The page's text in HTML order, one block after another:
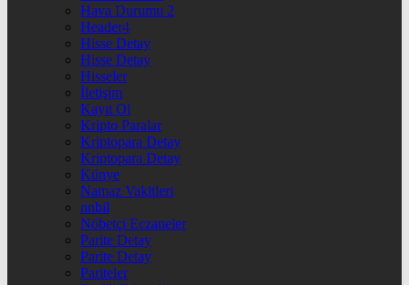
Hava Durumu 2
Header4
Hisse Detay
Hisse Detay
Hisseler
İletişim
Kayıt Ol
Kripto Paralar
Kriptopara Detay
Kriptopara Detay
Künye
Namaz Vakitleri
nnbil
Nöbetçi Eczaneler
Parite Detay
Parite Detay
Pariteler